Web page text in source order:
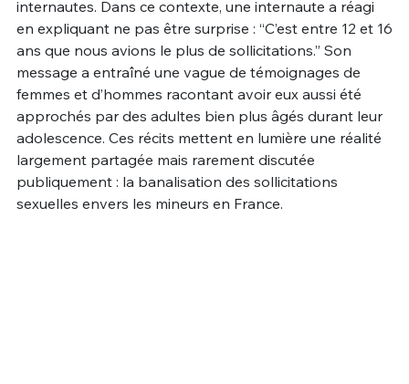
internautes. Dans ce contexte, une internaute a réagi
en expliquant ne pas être surprise : “C’est entre 12 et 16
ans que nous avions le plus de sollicitations.” Son
message a entraîné une vague de témoignages de
femmes et d’hommes racontant avoir eux aussi été
approchés par des adultes bien plus âgés durant leur
adolescence. Ces récits mettent en lumière une réalité
largement partagée mais rarement discutée
publiquement : la banalisation des sollicitations
sexuelles envers les mineurs en France.